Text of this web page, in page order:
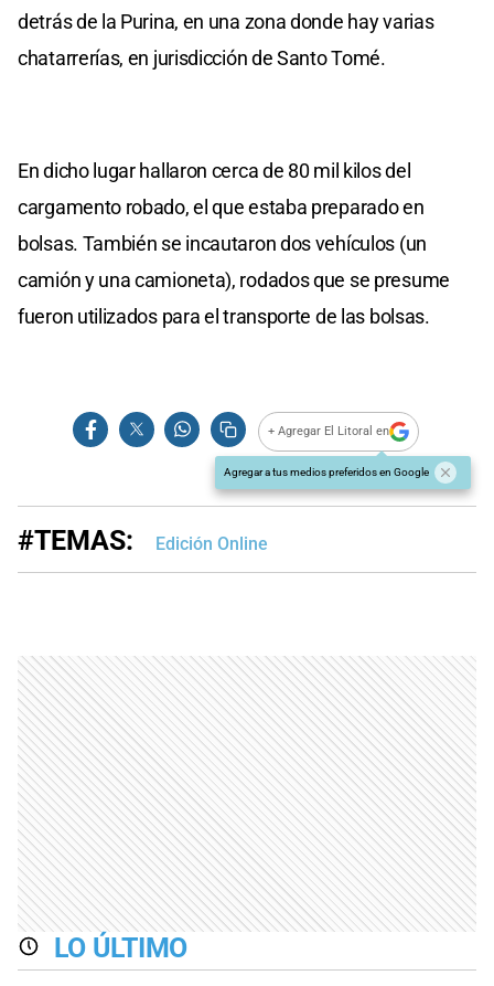
detrás de la Purina, en una zona donde hay varias
chatarrerías, en jurisdicción de Santo Tomé.
En dicho lugar hallaron cerca de 80 mil kilos del
cargamento robado, el que estaba preparado en
bolsas. También se incautaron dos vehículos (un
camión y una camioneta), rodados que se presume
fueron utilizados para el transporte de las bolsas.
+ Agregar El Litoral en
Agregar a tus medios preferidos en Google
#TEMAS: Edición Online
LO ÚLTIMO